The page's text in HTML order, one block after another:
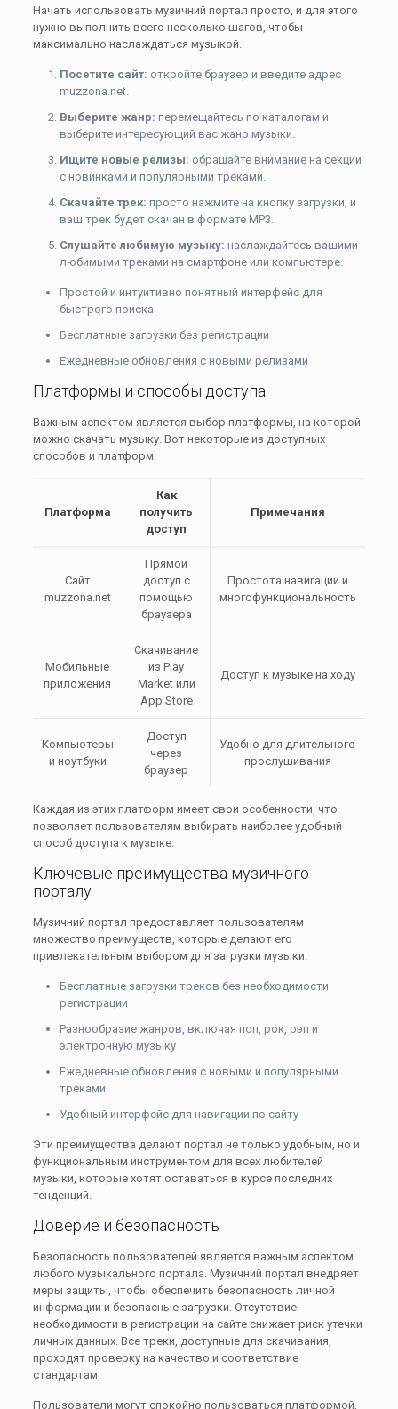
Начать использовать музичний портал просто, и для этого
нужно выполнить всего несколько шагов, чтобы
максимально наслаждаться музыкой.
Посетите сайт: откройте браузер и введите адрес
muzzona.net.
Выберите жанр: перемещайтесь по каталогам и
выберите интересующий вас жанр музыки.
Ищите новые релизы: обращайте внимание на секции
с новинками и популярными треками.
Скачайте трек: просто нажмите на кнопку загрузки, и
ваш трек будет скачан в формате MP3.
Слушайте любимую музыку: наслаждайтесь вашими
любимыми треками на смартфоне или компьютере.
Простой и интуитивно понятный интерфейс для
быстрого поиска
Бесплатные загрузки без регистрации
Ежедневные обновления с новыми релизами
Платформы и способы доступа
Важным аспектом является выбор платформы, на которой
можно скачать музыку. Вот некоторые из доступных
способов и платформ.
Платформа
Как
получить
доступ
Примечания
Сайт
muzzona.net
Прямой
доступ с
помощью
браузера
Простота навигации и
многофункциональность
Мобильные
приложения
Скачивание
из Play
Market или
App Store
Доступ к музыке на ходу
Компьютеры
и ноутбуки
Доступ
через
браузер
Удобно для длительного
прослушивания
Каждая из этих платформ имеет свои особенности, что
позволяет пользователям выбирать наиболее удобный
способ доступа к музыке.
Ключевые преимущества музичного
порталу
Музичний портал предоставляет пользователям
множество преимуществ, которые делают его
привлекательным выбором для загрузки музыки.
Бесплатные загрузки треков без необходимости
регистрации
Разнообразие жанров, включая поп, рок, рэп и
электронную музыку
Ежедневные обновления с новыми и популярными
треками
Удобный интерфейс для навигации по сайту
Эти преимущества делают портал не только удобным, но и
функциональным инструментом для всех любителей
музыки, которые хотят оставаться в курсе последних
тенденций.
Доверие и безопасность
Безопасность пользователей является важным аспектом
любого музыкального портала. Музичний портал внедряет
меры защиты, чтобы обеспечить безопасность личной
информации и безопасные загрузки. Отсутствие
необходимости в регистрации на сайте снижает риск утечки
личных данных. Все треки, доступные для скачивания,
проходят проверку на качество и соответствие
стандартам.
Пользователи могут спокойно пользоваться платформой,